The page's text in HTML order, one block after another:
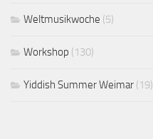
Weltmusikwoche (5)
Workshop (130)
Yiddish Summer Weimar (19)